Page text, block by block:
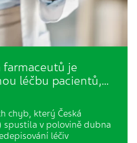
farmaceutů je
léčbu pacientů,…
chyb, který Česká
spustila v polovině dubna
léčiv